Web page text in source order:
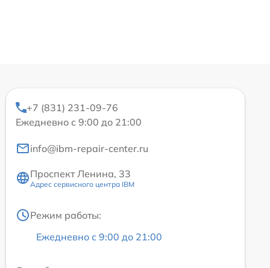
+7 (831) 231-09-76
Ежедневно с 9:00 до 21:00
info@ibm-repair-center.ru
Проспект Ленина, 33
Адрес сервисного центра IBM
Режим работы:
Ежедневно с 9:00 до 21:00